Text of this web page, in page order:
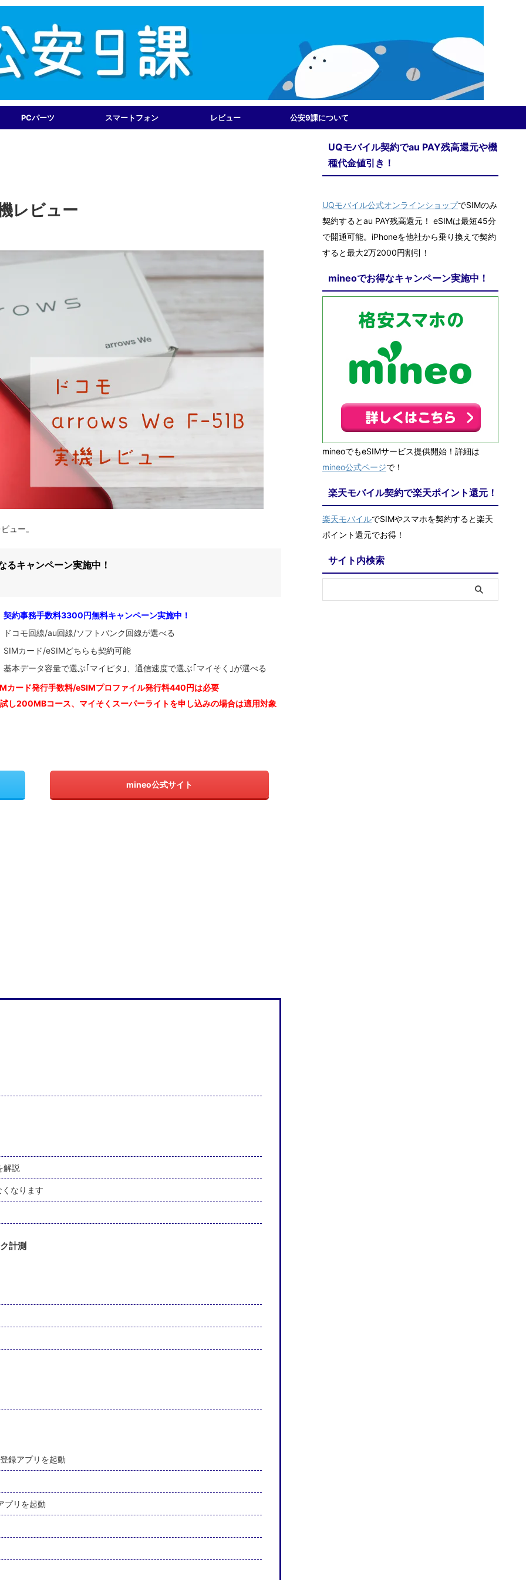
PCパーツ スマートフォン レビュー 公安9課について
レビュー
ュー。
キャンペーン実施中！
契約事務手数料3300円無料キャンペーン実施中！
ドコモ回線/au回線/ソフトバンク回線が選べる
SIMカード/eSIMどちらも契約可能
基本データ容量で選ぶ｢マイピタ｣、通信速度で選ぶ｢マイそく｣が選べる
カード発行手数料/eSIMプロファイル発行料440円は必要
し200MBコース、マイそくスーパーライトを申し込みの場合は適用対象
mineo公式サイト
解説
なります
計測
録アプリを起動
プリを起動
UQモバイル契約でau PAY残高還元や機
種代金値引き！
UQモバイル公式オンラインショップでSIMのみ
契約するとau PAY残高還元！ eSIMは最短45分
で開通可能。iPhoneを他社から乗り換えで契約
すると最大2万2000円割引！
mineoでお得なキャンペーン実施中！
mineoでもeSIMサービス提供開始！詳細は
mineo公式ページで！
楽天モバイル契約で楽天ポイント還元！
楽天モバイルでSIMやスマホを契約すると楽天
ポイント還元でお得！
サイト内検索